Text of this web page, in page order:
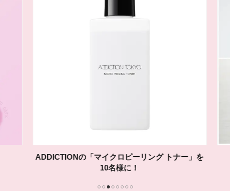
ADDICTIONの「マイクロピーリング トナー」を
10名様に！